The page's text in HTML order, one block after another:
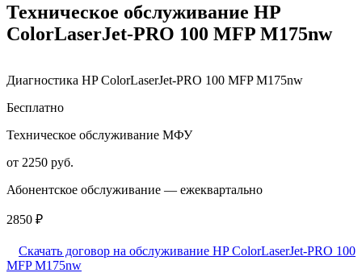
Техническое обслуживание HP
ColorLaserJet-PRO 100 MFP M175nw
Диагностика HP ColorLaserJet-PRO 100 MFP M175nw
Бесплатно
Техническое обслуживание МФУ
от 2250 руб.
Абонентское обслуживание — ежеквартально
2850 ₽
Скачать договор на обслуживание HP ColorLaserJet-PRO 100
MFP M175nw